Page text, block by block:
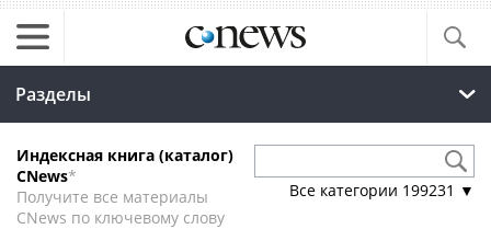
Разделы
Индексная книга (каталог)
CNews*
Получите все материалы
CNews по ключевому слову
Все категории 199231 ▼